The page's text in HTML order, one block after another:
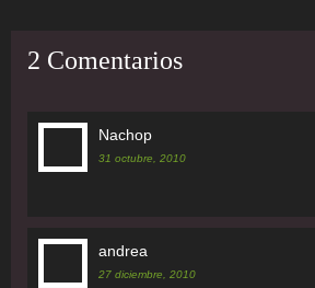
2 Comentarios
Nachop
31 octubre, 2010
andrea
27 diciembre, 2010